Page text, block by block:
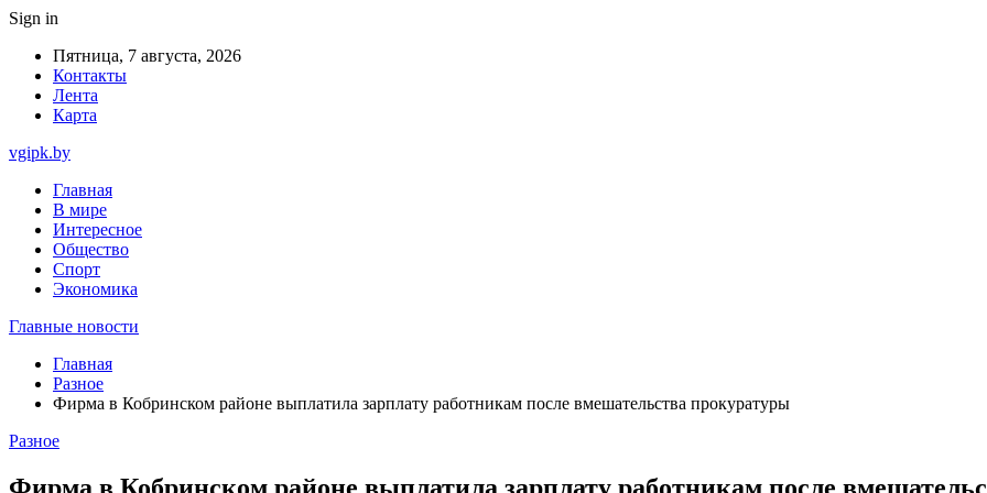
Sign in
Пятница, 7 августа, 2026
Контакты
Лента
Карта
vgipk.by
Главная
В мире
Интересное
Общество
Спорт
Экономика
Главные новости
Главная
Разное
Фирма в Кобринском районе выплатила зарплату работникам после вмешательства прокуратуры
Разное